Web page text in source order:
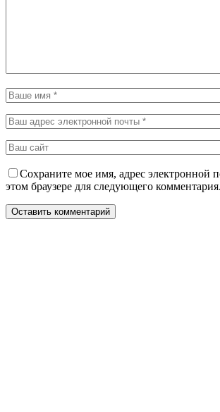
Сохраните мое имя, адрес электронной
этом браузере для следующего комментария.